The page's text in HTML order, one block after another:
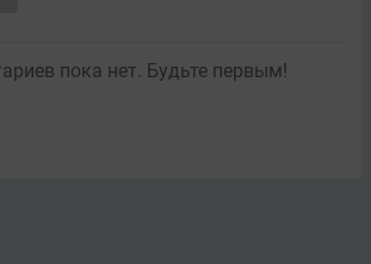
пока нет. Будьте первым!